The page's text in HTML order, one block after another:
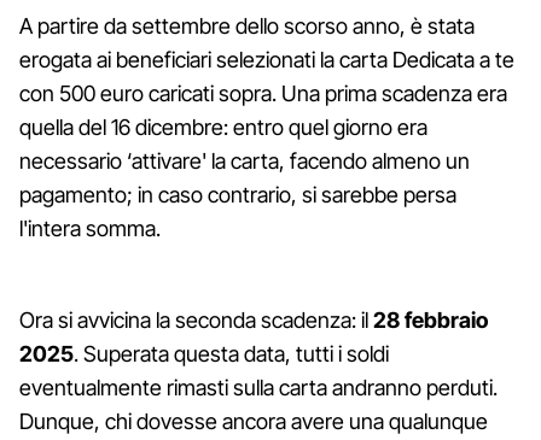
A partire da settembre dello scorso anno, è stata
erogata ai beneficiari selezionati la carta Dedicata a te
con 500 euro caricati sopra. Una prima scadenza era
quella del 16 dicembre: entro quel giorno era
necessario ‘attivare' la carta, facendo almeno un
pagamento; in caso contrario, si sarebbe persa
l'intera somma.
Ora si avvicina la seconda scadenza: il28 febbraio
2025. Superata questa data, tutti i soldi
eventualmente rimasti sulla carta andranno perduti.
Dunque, chi dovesse ancora avere una qualunque